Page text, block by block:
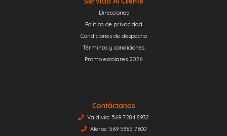
Direcciones
Política de privacidad
Condiciones de despacho
Términos y condiciones
Promo escolares 2026
Contáctanos
Valdivia: 569 7284 8932
Alerce: 569 5365 7600